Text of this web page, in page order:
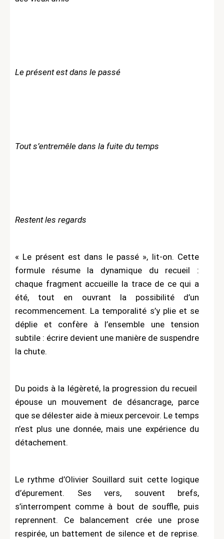
Le présent est dans le passé
Tout s’entremêle dans la fuite du temps
Restent les regards
« Le présent est dans le passé », lit-on. Cette
formule résume la dynamique du recueil :
chaque fragment accueille la trace de ce qui a
été, tout en ouvrant la possibilité d’un
recommencement. La temporalité s’y plie et se
déplie et confère à l’ensemble une tension
subtile : écrire devient une manière de suspendre
la chute.
Du poids à la légèreté, la progression du recueil
épouse un mouvement de désancrage, parce
que se délester aide à mieux percevoir. Le temps
n’est plus une donnée, mais une expérience du
détachement.
Le rythme d’Olivier Souillard suit cette logique
d’épurement. Ses vers, souvent brefs,
s’interrompent comme à bout de souffle, puis
reprennent. Ce balancement crée une prose
respirée, un battement de silence et de reprise.